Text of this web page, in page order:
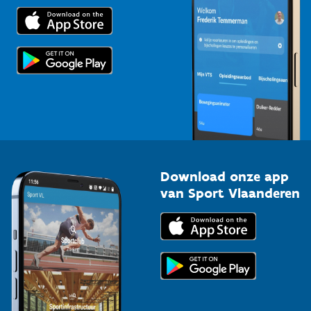
Trainers en begeleiders
Topsporters
Voor de pers
Download onze app
van Sport Vlaanderen